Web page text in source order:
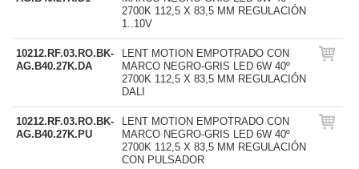
2700K 112,5 X 83,5 MM REGULACIÓN
1..10V
10212.RF.03.RO.BK-
AG.B40.27K.DA
LENT MOTION EMPOTRADO CON
MARCO NEGRO-GRIS LED 6W 40º
2700K 112,5 X 83,5 MM REGULACIÓN
DALI
10212.RF.03.RO.BK-
AG.B40.27K.PU
LENT MOTION EMPOTRADO CON
MARCO NEGRO-GRIS LED 6W 40º
2700K 112,5 X 83,5 MM REGULACIÓN
CON PULSADOR